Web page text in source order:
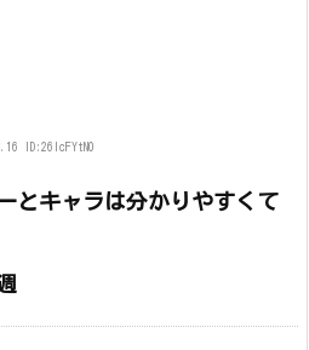
ID:26lcFYtN0
とキャラは分かりやすくて